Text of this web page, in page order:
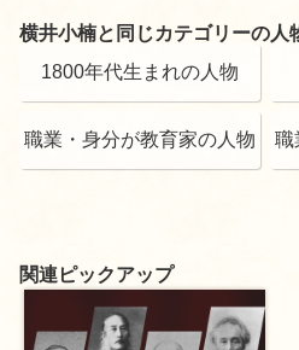
横井小楠と同じカテゴリーの人
1800年代生まれの人物
職業・身分が教育家の人物 職
関連ピックアップ